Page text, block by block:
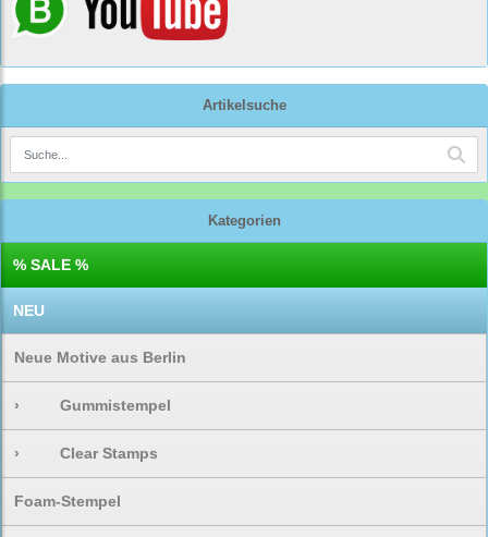
Artikelsuche
Kategorien
% SALE %
NEU
Neue Motive aus Berlin
› Gummistempel
› Clear Stamps
Foam-Stempel